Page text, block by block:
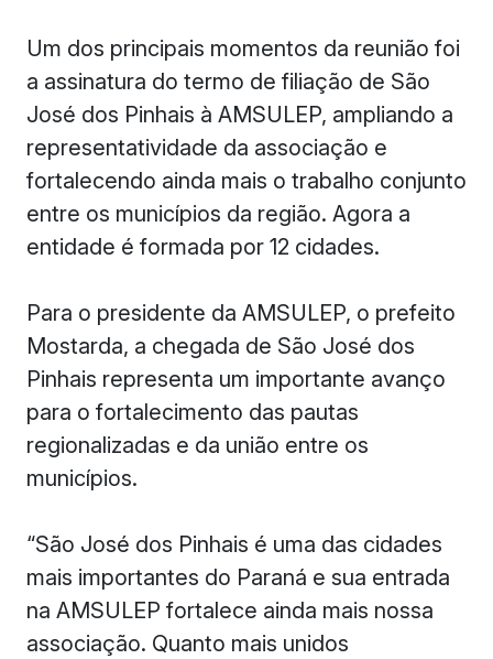
Um dos principais momentos da reunião foi
a assinatura do termo de filiação de São
José dos Pinhais à AMSULEP, ampliando a
representatividade da associação e
fortalecendo ainda mais o trabalho conjunto
entre os municípios da região. Agora a
entidade é formada por 12 cidades.
Para o presidente da AMSULEP, o prefeito
Mostarda, a chegada de São José dos
Pinhais representa um importante avanço
para o fortalecimento das pautas
regionalizadas e da união entre os
municípios.
“São José dos Pinhais é uma das cidades
mais importantes do Paraná e sua entrada
na AMSULEP fortalece ainda mais nossa
associação. Quanto mais unidos